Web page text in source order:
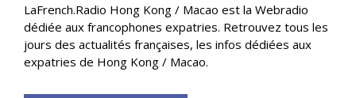
LaFrench.Radio Hong Kong / Macao est la Webradio
dédiée aux francophones expatries. Retrouvez tous les
jours des actualités françaises, les infos dédiées aux
expatries de Hong Kong / Macao.